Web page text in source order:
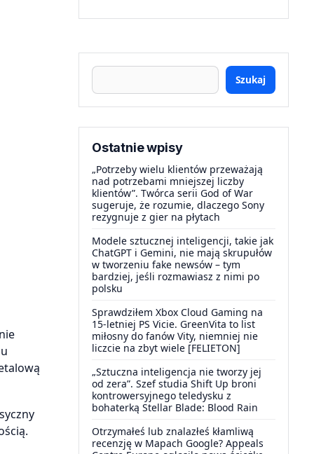
Szukaj
Ostatnie wpisy
„Potrzeby wielu klientów przeważają
nad potrzebami mniejszej liczby
klientów”. Twórca serii God of War
sugeruje, że rozumie, dlaczego Sony
rezygnuje z gier na płytach
Modele sztucznej inteligencji, takie jak
ChatGPT i Gemini, nie mają skrupułów
w tworzeniu fake newsów – tym
bardziej, jeśli rozmawiasz z nimi po
polsku
Sprawdziłem Xbox Cloud Gaming na
15-letniej PS Vicie. GreenVita to list
miłosny do fanów Vity, niemniej nie
liczcie na zbyt wiele [FELIETON]
„Sztuczna inteligencja nie tworzy jej
od zera”. Szef studia Shift Up broni
kontrowersyjnego teledysku z
bohaterką Stellar Blade: Blood Rain
Otrzymałeś lub znalazłeś kłamliwą
recenzję w Mapach Google? Appeals